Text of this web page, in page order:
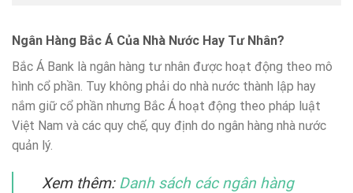
Ngân Hàng Bắc Á Của Nhà Nước Hay Tư Nhân?
Bắc Á Bank là ngân hàng tư nhân được hoạt động theo mô
hình cổ phần. Tuy không phải do nhà nước thành lập hay
nắm giữ cổ phần nhưng Bắc Á hoạt động theo pháp luật
Việt Nam và các quy chế, quy định do ngân hàng nhà nước
quản lý.
Xem thêm: Danh sách các ngân hàng